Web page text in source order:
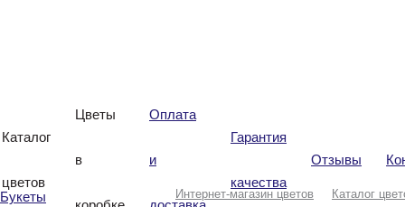
Букеты Интернет-магазин цветов Каталог
Каталог
цветов
Цветы
в
Оплата
и
Гарантия
качества
Отзывы